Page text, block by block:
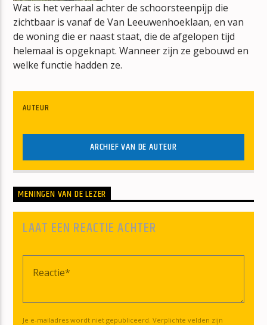
mz-radio
Wat is het verhaal achter de schoorsteenpijp die
zichtbaar is vanaf de Van Leeuwenhoeklaan, en van
de woning die er naast staat, die de afgelopen tijd
helemaal is opgeknapt. Wanneer zijn ze gebouwd en
welke functie hadden ze.
AUTEUR
ARCHIEF VAN DE AUTEUR
MENINGEN VAN DE LEZER
LAAT EEN REACTIE ACHTER
Je e-mailadres wordt niet gepubliceerd. Verplichte velden zijn